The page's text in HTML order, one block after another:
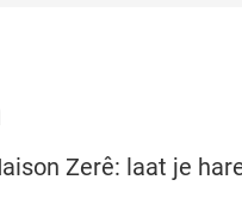
Zerê: laat je